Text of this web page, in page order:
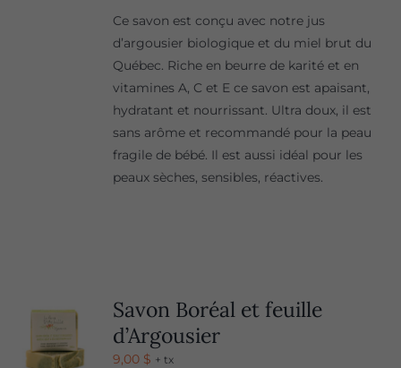
Ce savon est conçu avec notre jus
d’argousier biologique et du miel brut du
Québec. Riche en beurre de karité et en
vitamines A, C et E ce savon est apaisant,
hydratant et nourrissant. Ultra doux, il est
sans arôme et recommandé pour la peau
fragile de bébé. Il est aussi idéal pour les
peaux sèches, sensibles, réactives.
Savon Boréal et feuille
d’Argousier
9,00 $ + tx